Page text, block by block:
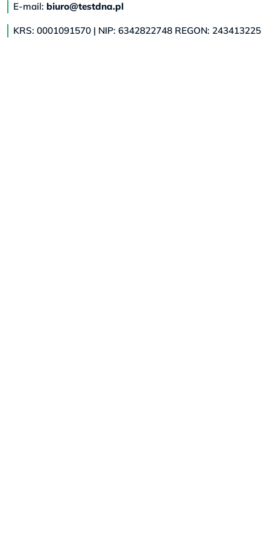
E-mail: biuro@testdna.pl
KRS: 0001091570 | NIP: 6342822748 REGON: 243413225